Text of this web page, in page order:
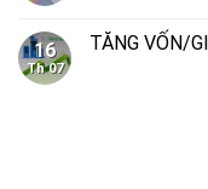
16
Th 07
TĂNG VỐN/